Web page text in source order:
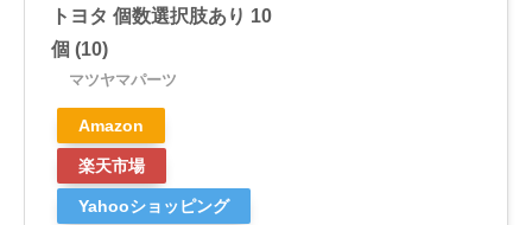
トヨタ 個数選択肢あり 10
個 (10)
マツヤマパーツ
Amazon
楽天市場
Yahooショッピング